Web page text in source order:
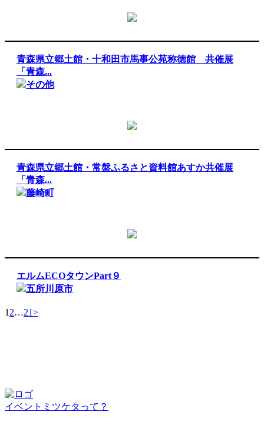
青森県立郷土館・十和田市馬事公苑称徳館 共催展
「青森...
その他
青森県立郷土館・常盤ふるさと資料館あすか共催展
「青森...
藤崎町
エルムECOタウンPart９
五所川原市
1 2…21>
イベントミツケタって？